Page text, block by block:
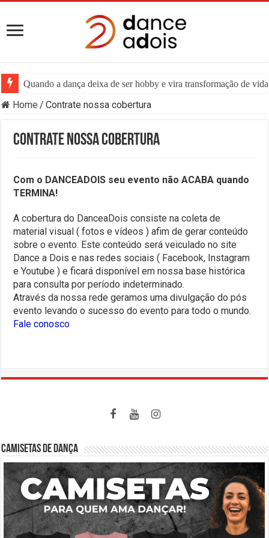
Quando a dança deixa de ser hobby e vira transformação de
Home / Contrate nossa cobertura
Contrate nossa cobertura
Com o DANCEADOIS seu evento não ACABA quando
TERMINA!
A cobertura do DanceaDois consiste na coleta de
material visual ( fotos e vídeos ) afim de gerar conteúdo
sobre o evento. Este conteúdo será veiculado no site
Dance a Dois e nas redes sociais ( Facebook, Instagram
e Youtube ) e ficará disponível em nossa base histórica
para consulta por período indeterminado.
Através da nossa rede geramos uma divulgação do pós
evento levando o sucesso do evento para todo o mundo.
Fale conosco
CAMISETAS DE DANÇA